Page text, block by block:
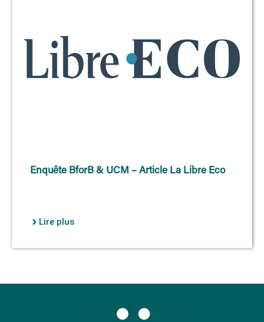
Enquête BforB & UCM – Article La Libre Eco
Lire plus